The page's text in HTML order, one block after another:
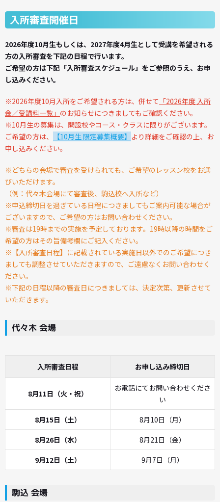
入所審査開催日
2026年度10月生もしくは、2027年度4月生として受講を希望される
方の入所審査を下記の日程で行います。
ご希望の方は下記「入所審査スケジュール」をご参照のうえ、お申
し込みください。
※2026年度10月入所をご希望される方は、併せて 「2026年度 入所
金／受講料一覧」 のお知らせにつきましてもご確認ください。
※10月生の募集は、開設校やコース・クラスに限りがございます。
ご希望の方は、
【10月生 限定募集概要】 より詳細をご確認の上、お
申し込みください。
※どちらの会場で審査を受けられても、ご希望のレッスン校をお選
びいただけます。
（例：代々木会場にて審査後、駒込校へ入所など）
※申込締切日を過ぎている日程につきましてもご案内可能な場合が
ございますので、ご希望の方はお問い合わせください。
※審査は19時までの実施を予定しております。19時以降の時間をご
希望の方はその旨備考欄にご記入ください。
※【入所審査日程】に記載されている実施日以外でのご希望につき
ましても調整させていただきますので、ご遠慮なくお問い合わせく
ださい。
※下記の日程以降の審査日につきましては、決定次第、更新させて
いただきます。
代々木 会場
入所審査日程 お申し込み締切日
8月11日（火・祝）
お電話にてお問い合わせくださ
い
8月15日（土） 8月10日（月）
8月26日（水） 8月21日（金）
9月12日（土） 9月7日（月）
駒込 会場